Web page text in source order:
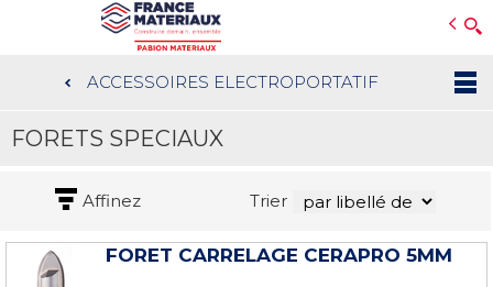
au
contenu
ACCESSOIRES ELECTROPORTATIF
FORETS SPECIAUX
Affinez Trier
FORET CARRELAGE CERAPRO 5MM